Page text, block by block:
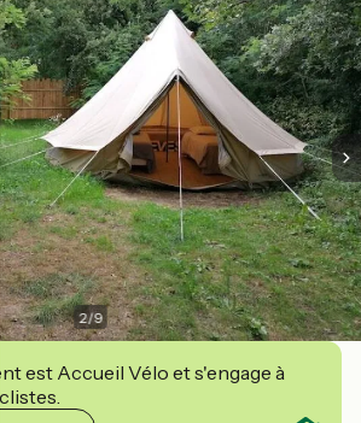
2/9
est Accueil Vélo et s'engage à